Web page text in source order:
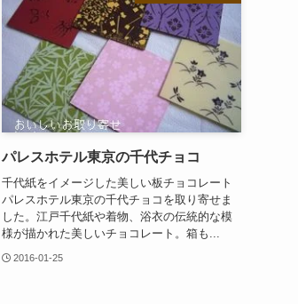
パレスホテル東京の千代チョコ
千代紙をイメージした美しい板チョコレート
パレスホテル東京の千代チョコを取り寄せま
した。江戸千代紙や着物、浴衣の伝統的な模
様が描かれた美しいチョコレート。箱も...
2016-01-25